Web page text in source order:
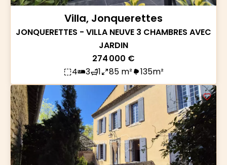
Villa, Jonquerettes
JONQUERETTES - VILLA NEUVE 3 CHAMBRES AVEC
JARDIN
274 000 €
4
3 1 85 m² 135m²